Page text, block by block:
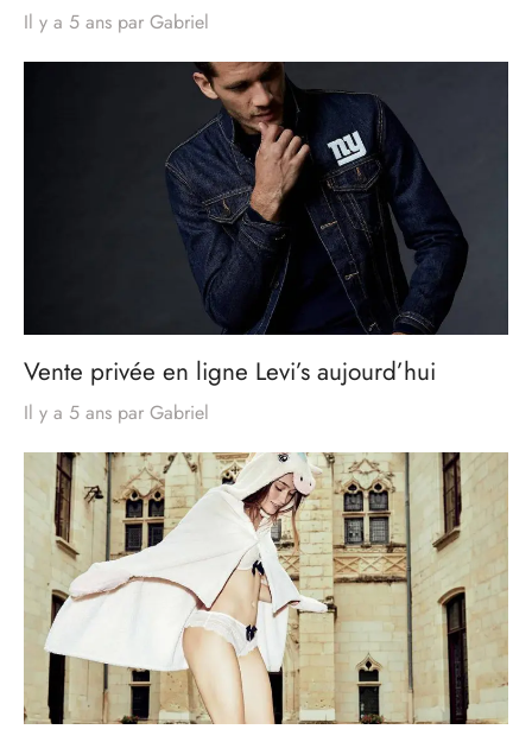
Il y a 5 ans par Gabriel
Vente privée en ligne Levi’s aujourd’hui
Il y a 5 ans par Gabriel